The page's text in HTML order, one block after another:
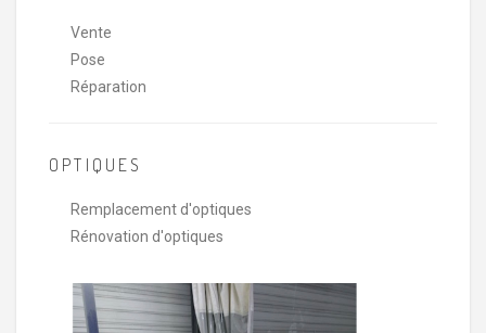
Vente
Pose
Réparation
OPTIQUES
Remplacement d'optiques
Rénovation d'optiques